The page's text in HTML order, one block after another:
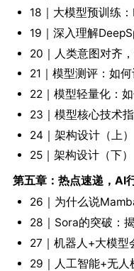
18｜大模型预训练
19｜深入理解
20｜人类意图对齐
21｜模型测评：如
22｜模型轻量化：
23｜模型核心技术
24｜架构设计（上
25｜架构设计（下
第五章：热点速递，AI
26｜为什么说
28｜Sora的突破：
27｜机器人+大模型
29｜人工智能+无人